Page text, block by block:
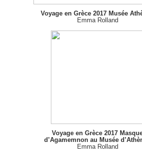
Voyage en Grèce 2017 Musée
Emma Rolland
Voyage en Grèce 2017
d’Agamemnon au Musée
Emma Rolland